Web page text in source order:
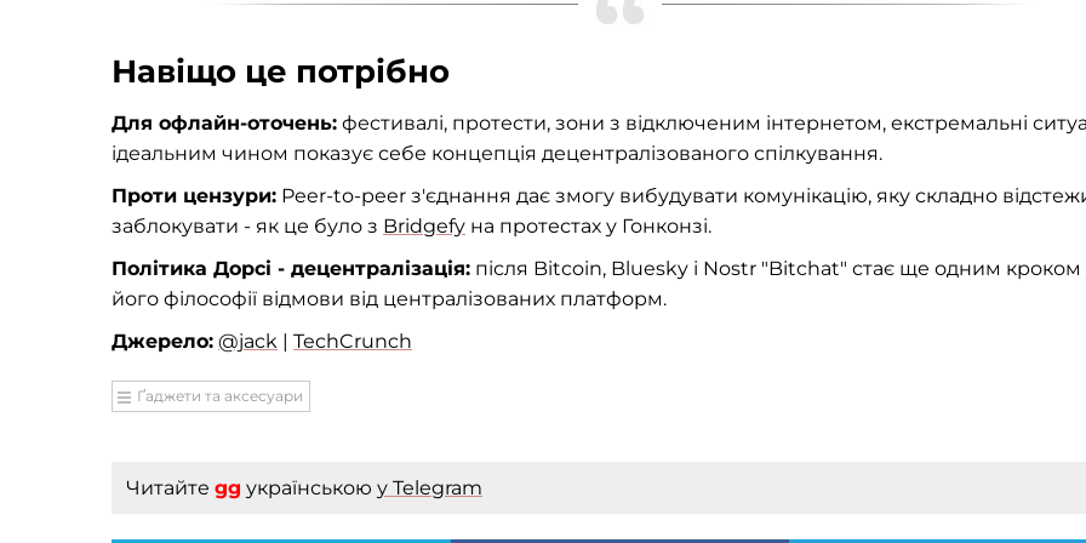
Навіщо це потрібно
Для офлайн-оточень: фестивалі, протести, зони з відключеним інтернетом, екстремальні
ідеальним чином показує себе концепція децентралізованого спілкування.
Проти цензури: Peer-to-peer з'єднання дає змогу вибудувати комунікацію, яку складно
заблокувати - як це було з Bridgefy на протестах у Гонконзі.
Політика Дорсі - децентралізація: після Bitcoin, Bluesky і Nostr "Bitchat" стає ще одним кроком
його філософії відмови від централізованих платформ.
Джерело: @jack | TechCrunch
Ґаджети та аксесуари
Читайте gg українською у Telegram